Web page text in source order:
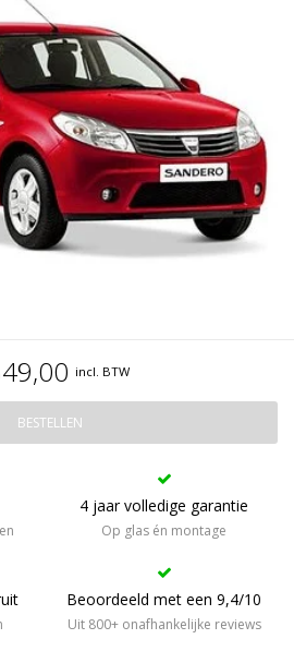
incl. BTW
BESTELLEN
4 jaar volledige garantie
Op glas én montage
Beoordeeld met een 9,4/10
Uit 800+ onafhankelijke reviews